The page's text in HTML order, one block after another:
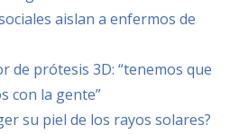
aislan a enfermos de
de prótesis 3D: “tenemos que
con la gente”
su piel de los rayos solares?